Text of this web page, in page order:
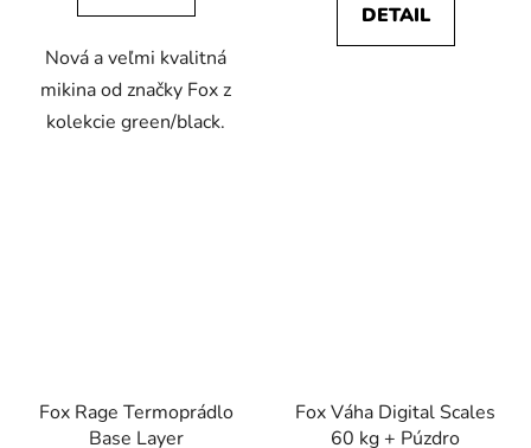
Nová a veľmi kvalitná
mikina od značky Fox z
kolekcie green/black.
DETAIL
Fox Rage Termoprádlo
Base Layer
Fox Váha Digital Scales
60 kg + Púzdro